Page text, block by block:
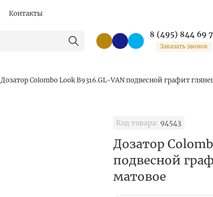
Контакты
8 (495) 844 69
Заказать звонок
Дозатор Colombo Look B9316.GL-VAN подвесной графит
Код товара: 94543
Дозатор
подвесной
матовое